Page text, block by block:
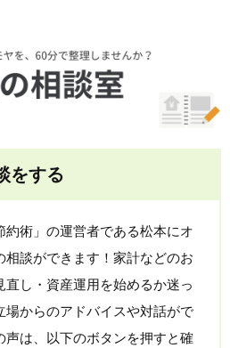
をする
約術」の運営者である松本にオ
相談ができます！家計などのお
し・資産運用を始めるか迷っ
場からのアドバイスや対話がで
声は、以下のボタンを押すと確